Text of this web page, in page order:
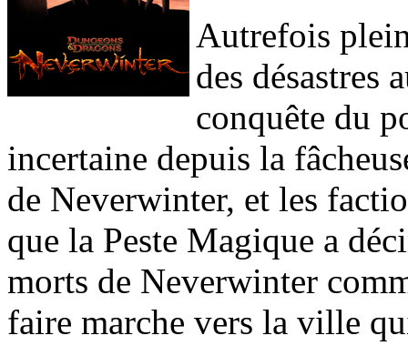
Autrefois
des désastres
conquête du
incertaine depuis la
de Neverwinter, et les
que la Peste Magique a
morts de Neverwinter
faire marche vers la ville